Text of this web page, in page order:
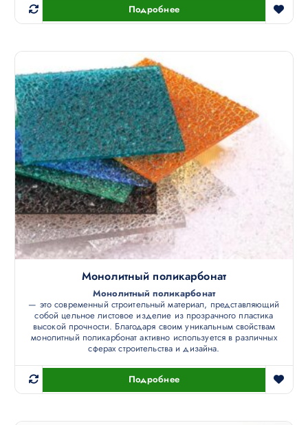
Подробнее
Монолитный поликарбонат
Монолитный поликарбонат
— это современный строительный материал, представляющий
собой цельное листовое изделие из прозрачного пластика
высокой прочности. Благодаря своим уникальным свойствам
монолитный поликарбонат активно используется в различных
сферах строительства и дизайна.
Подробнее